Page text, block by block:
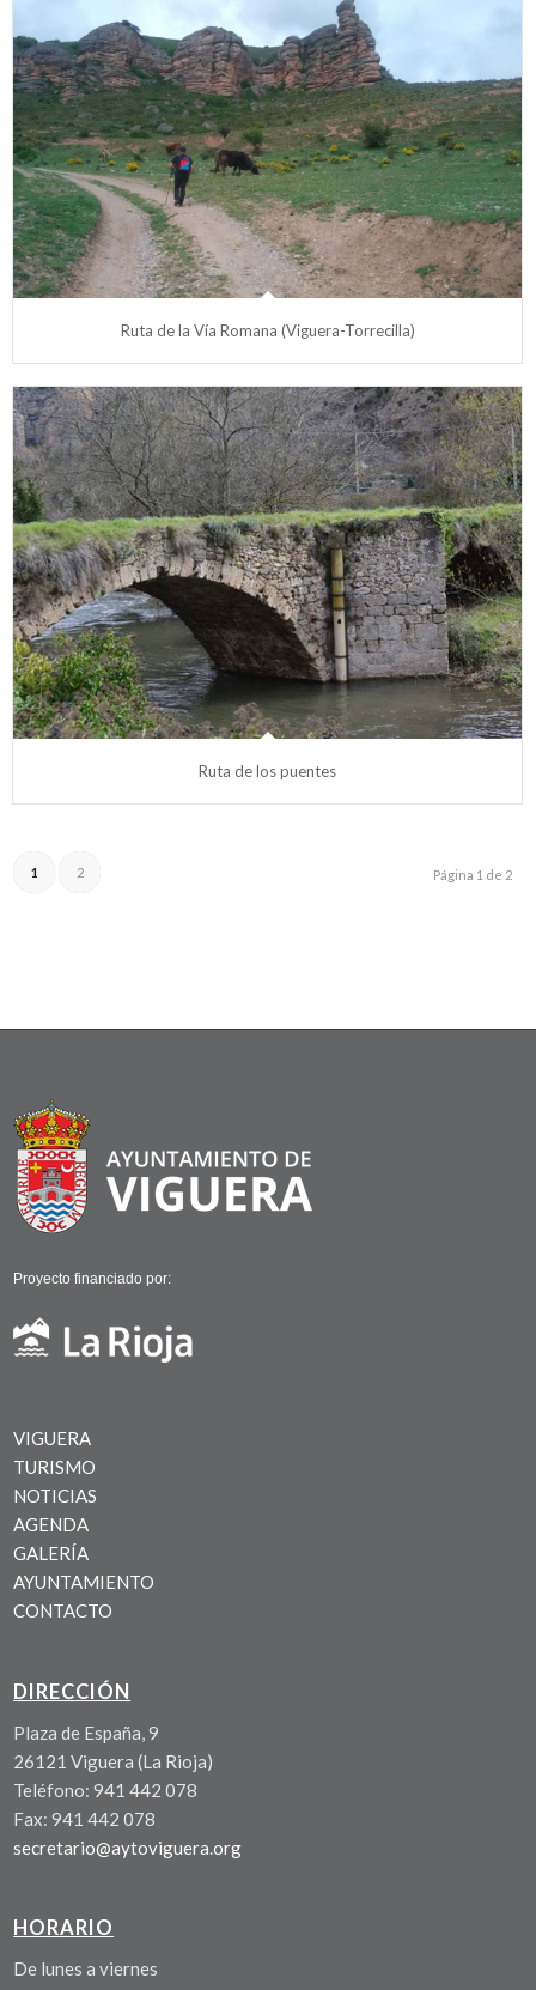
Ruta de la Vía Romana (Viguera-Torrecilla)
Ruta de los puentes
Página 1 de 2
1 2
Proyecto financiado por:
VIGUERA
TURISMO
NOTICIAS
AGENDA
GALERÍA
AYUNTAMIENTO
CONTACTO
DIRECCIÓN
Plaza de España, 9
26121 Viguera (La Rioja)
Teléfono: 941 442 078
Fax: 941 442 078
secretario@aytoviguera.org
HORARIO
De lunes a viernes